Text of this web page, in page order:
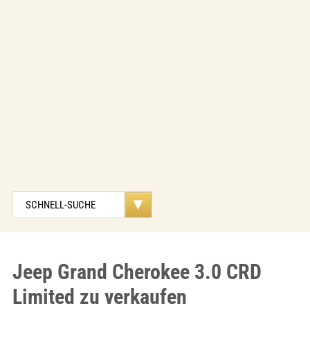
Jeep Grand Cherokee 3.0 CRD
Limited zu verkaufen